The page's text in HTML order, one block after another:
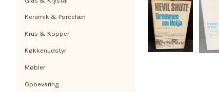
Keramik & Porcelæn
Krus & Kopper
Køkkenudstyr
Møbler
Opbevaring